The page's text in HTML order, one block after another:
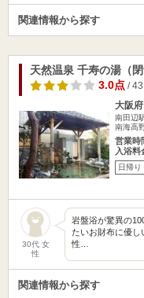
関連情報から探す
天然温泉 千寿の湯（閉
3.0点/ 43
大阪
南田辺
南海高
営業時
入浴料
日帰り
30代 女
性
岩盤浴が驚異の
たいお財布に優し
性…
関連情報から探す